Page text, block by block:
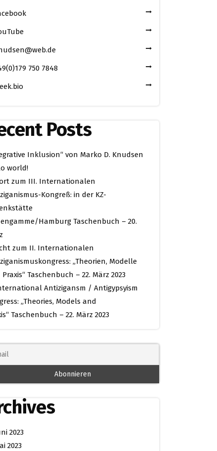
750 7848
Posts
Inklusion“ von Marko D. Knudsen
world!
zum III. Internationalen
Kongreß: in der KZ-
Hamburg Taschenbuch – 20.
zum II. Internationalen
„Theorien, Modelle
Taschenbuch – 22. März 2023
Antizigansm / Antigypsyism
„Theories, Models and
Taschenbuch – 22. März 2023
2023
2023